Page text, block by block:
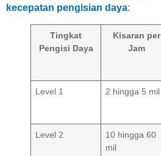
kecepatan pengisian daya:
Tingkat
Pengisi Daya
Kisaran per
Jam
Level 1 2 hingga 5 mil
Level 2
10 hingga 60
mil